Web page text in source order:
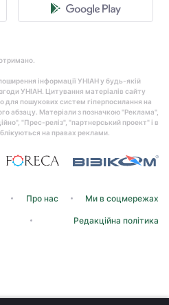
інформації УНІАН у будь-якій
УНІАН. Цитування матеріалів сайту
для пошукових систем гіперпосилання на
абзацу. Матеріали з позначкою "Реклама",
"Прес-реліз", "партнерський проект" і в
на правах реклами.
Про нас Ми в соцмережах
Редакційна політика